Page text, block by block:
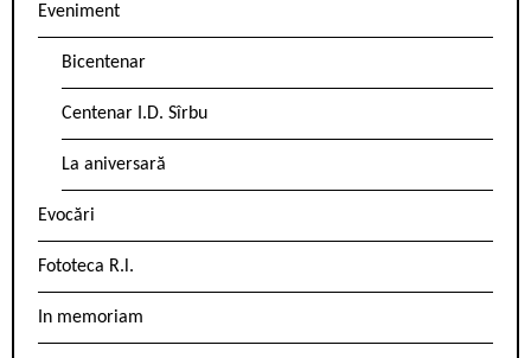
Eveniment
Bicentenar
Centenar I.D. Sîrbu
La aniversară
Evocări
Fototeca R.l.
In memoriam